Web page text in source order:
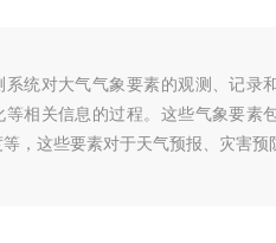
系统对大气气象要素的观测、记录
等相关信息的过程。这些气象要素
，这些要素对于天气预报、灾害预